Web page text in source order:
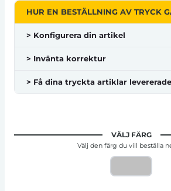
HUR EN BESTÄLLNING AV TRYCK
> Konfigurera din artikel
> Invänta korrektur
> Få dina tryckta artiklar levererade
VÄLJ FÄRG
Välj den färg du vill beställa